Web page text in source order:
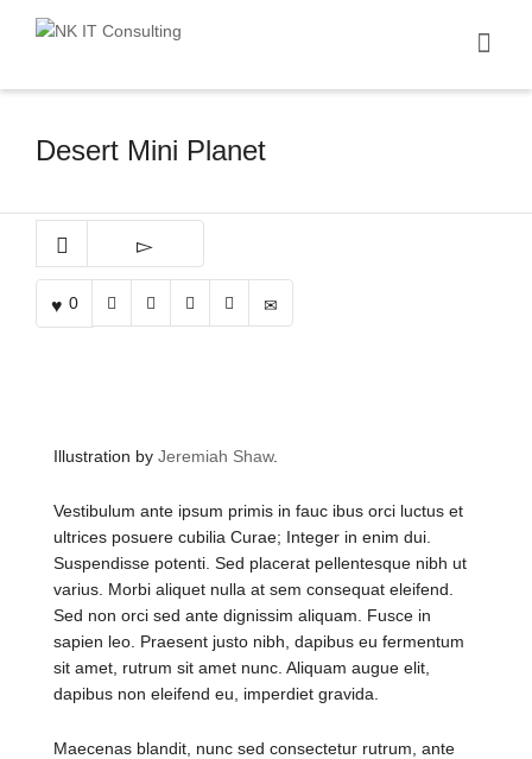
I'm looking for
Super Search
Desert Mini Planet
0
Illustration by Jeremiah Shaw.
Vestibulum ante ipsum primis in fauc ibus orci luctus et
ultrices posuere cubilia Curae; Integer in enim dui.
Suspendisse potenti. Sed placerat pellentesque nibh ut
varius. Morbi aliquet nulla at sem consequat eleifend.
Sed non orci sed ante dignissim aliquam. Fusce in
sapien leo. Praesent justo nibh, dapibus eu fermentum
sit amet, rutrum sit amet nunc. Aliquam augue elit,
dapibus non eleifend eu, imperdiet gravida.
Maecenas blandit, nunc sed consectetur rutrum, ante